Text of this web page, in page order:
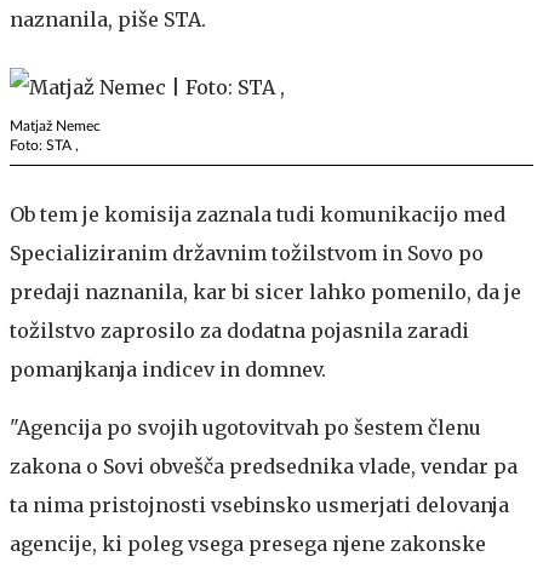
naznanila, piše STA.
Matjaž Nemec
Foto: STA ,
Ob tem je komisija zaznala tudi komunikacijo med
Specializiranim državnim tožilstvom in Sovo po
predaji naznanila, kar bi sicer lahko pomenilo, da je
tožilstvo zaprosilo za dodatna pojasnila zaradi
pomanjkanja indicev in domnev.
"Agencija po svojih ugotovitvah po šestem členu
zakona o Sovi obvešča predsednika vlade, vendar pa
ta nima pristojnosti vsebinsko usmerjati delovanja
agencije, ki poleg vsega presega njene zakonske